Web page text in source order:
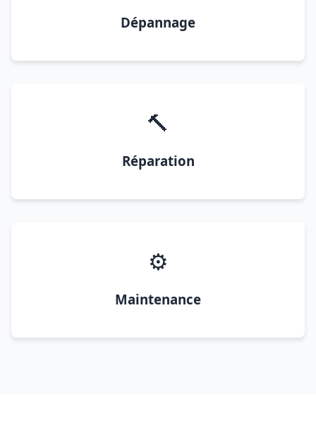
Dépannage
🔨
Réparation
⚙️
Maintenance